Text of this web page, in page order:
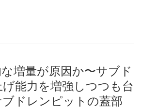
増量が原因か〜サブド
能力を増強しつつも台
ドレンピットの蓋部